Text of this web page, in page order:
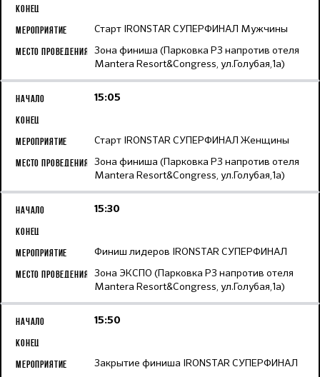
Старт IRONSTAR СУПЕРФИНАЛ Мужчины
Зона финиша (Парковка Р3 напротив отеля
Mantera Resort&Congress, ул.Голубая,1а)
15:05
Старт IRONSTAR СУПЕРФИНАЛ Женщины
Зона финиша (Парковка Р3 напротив отеля
Mantera Resort&Congress, ул.Голубая,1а)
15:30
Финиш лидеров IRONSTAR СУПЕРФИНАЛ
Зона ЭКСПО (Парковка Р3 напротив отеля
Mantera Resort&Congress, ул.Голубая,1а)
15:50
Закрытие финиша IRONSTAR СУПЕРФИНАЛ